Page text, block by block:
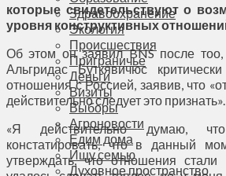
Здравоохранение
Экология
Происшествия
Приграничье
Деньги
Визиты
Выборы
Агроновости
Едим дома
Ищу семью
Духовное пространство
которые свидетельствуют о
уровня конструктивных
Об этом он заявил BNS после
Альгридас Буткявичюс
отношения с Россией, заявив, что
действительно следует это признать».
«Я действительно думаю,
констатировать, что в данный
утверждать, что отношения